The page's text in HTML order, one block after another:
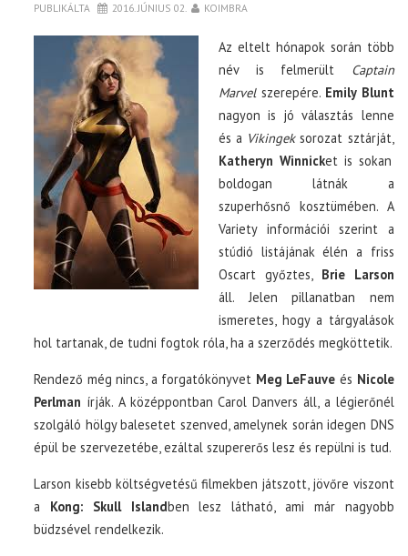
PUBLIKÁLTA 2016. JÚNIUS 02. KOIMBRA
Az eltelt hónapok során több
név is felmerült Captain
Marvelszerepére. Emily Blunt
nagyon is jó választás lenne
és a Vikingeksorozat sztárját,
Katheryn Winnicket is sokan
boldogan látnák a
szuperhősnő kosztümében. A
Variety információi szerint a
stúdió listájának élén a friss
Oscart győztes,Brie Larson
áll. Jelen pillanatban nem
ismeretes, hogy a tárgyalások
hol tartanak, de tudni fogtok róla, ha a szerződés megköttetik.
Rendező még nincs, a forgatókönyvet Meg LeFauve és Nicole
Perlman írják. A középpontban Carol Danvers áll, a légierőnél
szolgáló hölgy balesetet szenved, amelynek során idegen DNS
épül be szervezetébe, ezáltal szupererős lesz és repülni is tud.
Larson kisebb költségvetésű filmekben játszott, jövőre viszont
a Kong: Skull Islandben lesz látható, ami már nagyobb
büdzsével rendelkezik.